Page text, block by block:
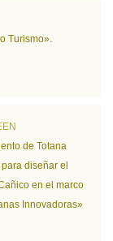
Turismo».
de Totana
diseñar el
en el marco
Innovadoras»